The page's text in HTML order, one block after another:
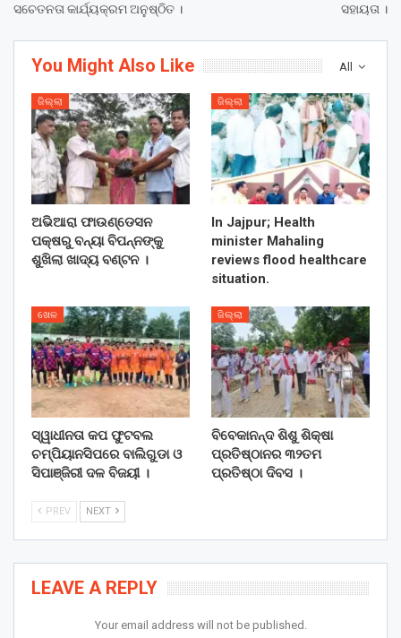
ସଚେତନତା କାର୍ଯ୍ୟକ୍ରମ ଅନୁଷ୍ଠିତ ।
ସହାୟତା ।
All
You Might Also Like
ଜିଲ୍ଲା
ଅଭିଆରା ଫାଉଣ୍ଡେସନ
ପକ୍ଷରୁ ବନ୍ୟା ବିପନ୍ନଙ୍କୁ
ଶୁଖିଲା ଖାଦ୍ୟ ବଣ୍ଟନ ।
ଜିଲ୍ଲା
In Jajpur; Health
minister Mahaling
reviews flood healthcare
situation.
ଖେଳ
ସ୍ୱାଧୀନତା କପ ଫୁଟବଲ
ଚମ୍ପିୟାନସିପରେ ବାଲିଗୁଡା ଓ
ସିପାଞ୍ଜିରୀ ଦଳ ବିଜୟୀ ।
ଜିଲ୍ଲା
ବିବେକାନନ୍ଦ ଶିଶୁ ଶିକ୍ଷା
ପ୍ରତିଷ୍ଠାନର ୩୨ତମ
ପ୍ରତିଷ୍ଠା ଦିବସ ।
PREV NEXT
LEAVE A REPLY
Your email address will not be published.